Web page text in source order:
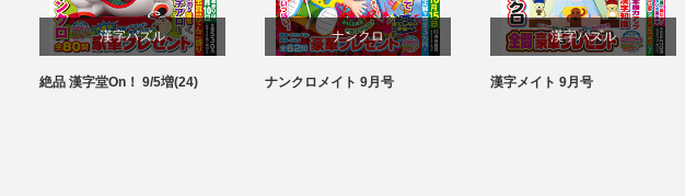
漢字パズル
パズル
絶品 漢字堂On！ 9/5増(24)
ナンクロ
パズル
ナンクロメイト 9月号
漢字パズル
パズル
漢字メイト 9月号